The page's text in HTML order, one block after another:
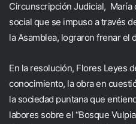
Circunscripción Judicial, María
social que se impuso a través
la Asamblea, lograron frenar el
En la resolución, Flores Leyes
conocimiento, la obra en
la sociedad puntana que
labores sobre el “Bosque